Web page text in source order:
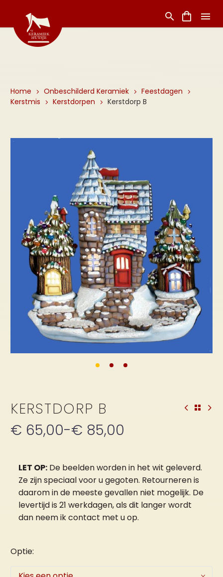
Home Onbeschilderd Keramiek
Feestdagen
Kerstmis
Kerstdorpen Kerstdorp B
KERSTDORP B
€ 65,00-€ 85,00
Prijsklasse:
tot
€ 85,00
LET OP: De beelden worden in het wit geleverd.
Ze zijn speciaal voor u gegoten. Retourneren is
daarom in de meeste gevallen niet mogelijk. De
levertijd is 21 werkdagen, als dit langer wordt
dan neem ik contact met u op.
Optie